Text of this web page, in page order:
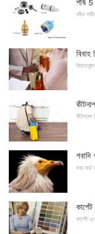
শীর্ষ
নদীর
বিবাহ
কীটপতঙ্গ
বন্য বার্ড
কার্পেট